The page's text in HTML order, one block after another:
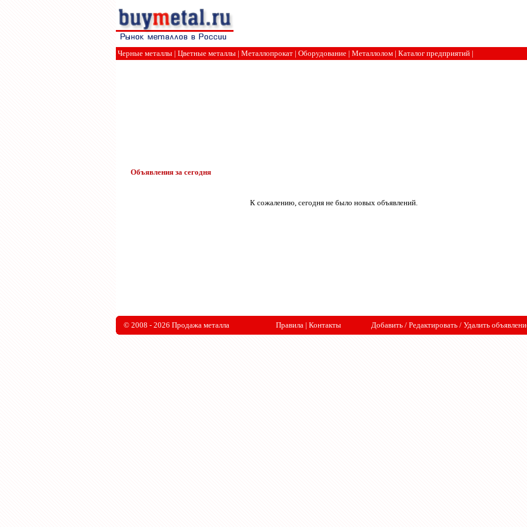
Черные металлы | Цветные металлы | Металлопрокат | Оборудование | Металлолом | Каталог предприятий |
Объявления за сегодня
К сожалению, сегодня не было новых объявлений.
© 2008 - 2026 Продажа металла Правила | Контакты Добавить / Редактировать / Удалить